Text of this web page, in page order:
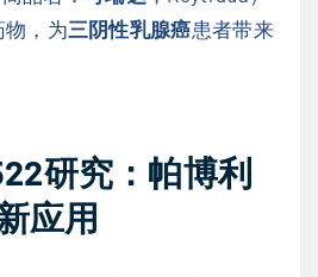
物，为三阴性乳腺癌患者带来
研究：帕博利
应用